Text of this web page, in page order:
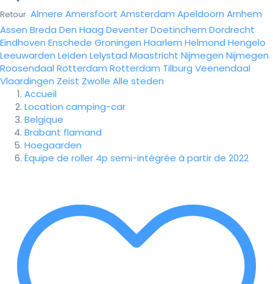
Retour Almere Amersfoort Amsterdam Apeldoorn Arnhem
Assen Breda Den Haag DeventerDoetinchem Dordrecht
Eindhoven Enschede Groningen Haarlem Helmond Hengelo
Leeuwarden Leiden Lelystad Maastricht Nijmegen Nijmegen
Roosendaal Rotterdam Rotterdam Tilburg Veenendaal
Vlaardingen Zeist Zwolle Alle steden
Accueil
Location camping-car
Belgique
Brabant flamand
Hoegaarden
Équipe de roller 4p semi-intégrée à partir de 2022